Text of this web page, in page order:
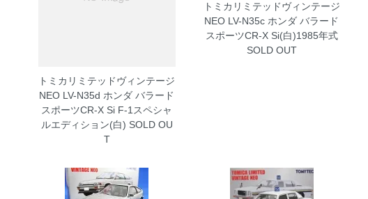
トミカリミテッドヴィンテージ
NEO LV-N35d ホンダ バラード
スポーツCR-X Si F-1スペシャ
ルエディション(白) SOLD OU
T
トミカリミテッドヴィンテージ
NEO LV-N35c ホンダ バラード
スポーツCR-X Si(白)1985年式
SOLD OUT